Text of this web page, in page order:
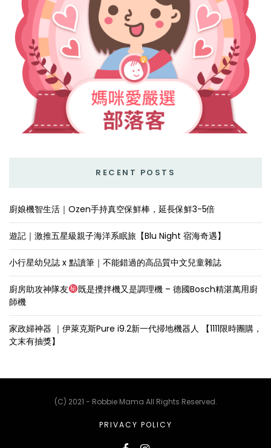
RECENT POSTS
廚娘機智生活｜Ozen手持真空保鮮棒，延長保鮮3-5倍
遊記｜激推五星級親子海洋系眠旅【Blu Night 宿海奇遇】
小行星幼兒誌 x 點讀筆｜不能錯過的高品質中文兒童雜誌
廚房助攻神隊友
既是攪拌機又是調理機 – 德國Bosch精湛萬用廚
師機
家政婦神器 ｜伊萊克斯Pure i9.2新一代掃地機器人 【1111限時團購，
文末有抽獎】
(C) 2021 - Robbie Mama All Rights Reserved.
PRIVACY POLICY